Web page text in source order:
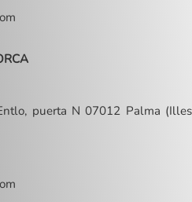
puerta N 07012 Palma (Illes